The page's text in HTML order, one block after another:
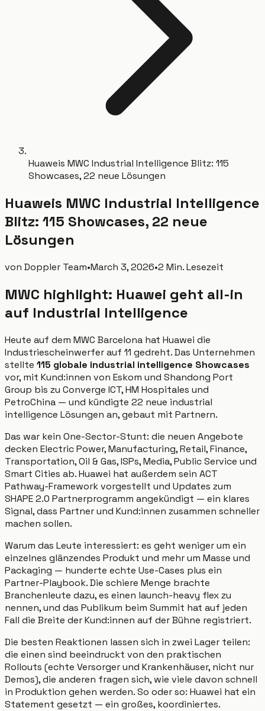
Huaweis MWC Industrial Intelligence Blitz: 115
Showcases, 22 neue Lösungen
Huaweis MWC Industrial Intelligence
Blitz: 115 Showcases, 22 neue
Lösungen
von Doppler Team•March 3, 2026•2 Min. Lesezeit
MWC highlight: Huawei geht all-in
auf Industrial Intelligence
Heute auf dem MWC Barcelona hat Huawei die
Industriescheinwerfer auf 11 gedreht. Das Unternehmen
stellte 115 globale industrial intelligence Showcases
vor, mit Kund:innen von Eskom und Shandong Port
Group bis zu Converge ICT, HM Hospitales und
PetroChina — und kündigte 22 neue industrial
intelligence Lösungen an, gebaut mit Partnern.
Das war kein One-Sector-Stunt: die neuen Angebote
decken Electric Power, Manufacturing, Retail, Finance,
Transportation, Oil & Gas, ISPs, Media, Public Service und
Smart Cities ab. Huawei hat außerdem sein ACT
Pathway-Framework vorgestellt und Updates zum
SHAPE 2.0 Partnerprogramm angekündigt — ein klares
Signal, dass Partner und Kund:innen zusammen schneller
machen sollen.
Warum das Leute interessiert: es geht weniger um ein
einzelnes glänzendes Produkt und mehr um Masse und
Packaging — hunderte echte Use-Cases plus ein
Partner-Playbook. Die schiere Menge brachte
Branchenleute dazu, es einen launch-heavy flex zu
nennen, und das Publikum beim Summit hat auf jeden
Fall die Breite der Kund:innen auf der Bühne registriert.
Die besten Reaktionen lassen sich in zwei Lager teilen:
die einen sind beeindruckt von den praktischen
Rollouts (echte Versorger und Krankenhäuser, nicht nur
Demos), die anderen fragen sich, wie viele davon schnell
in Produktion gehen werden. So oder so: Huawei hat ein
Statement gesetzt — ein großes, koordiniertes.